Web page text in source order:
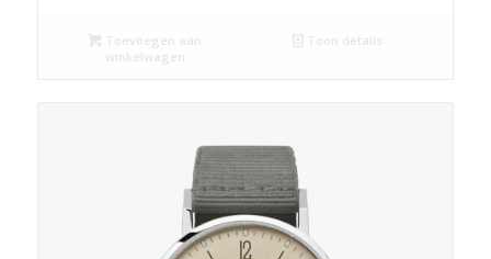
Toevoegen aan
winkelwagen
Toon details